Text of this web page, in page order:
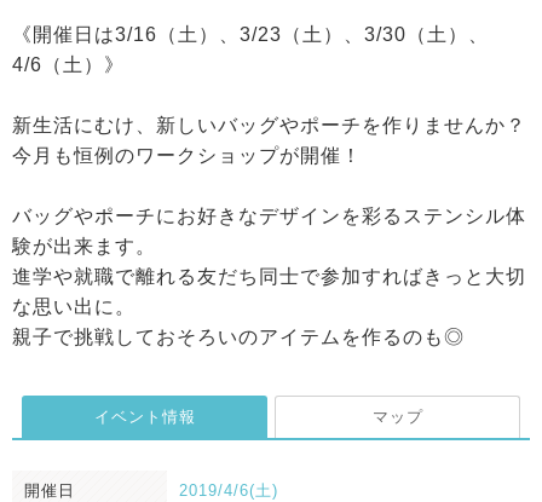
《開催日は3/16（土）、3/23（土）、3/30（土）、
4/6（土）》
新生活にむけ、新しいバッグやポーチを作りませんか？
今月も恒例のワークショップが開催！
バッグやポーチにお好きなデザインを彩るステンシル体
験が出来ます。
進学や就職で離れる友だち同士で参加すればきっと大切
な思い出に。
親子で挑戦しておそろいのアイテムを作るのも◎
イベント情報 マップ
開催日 2019/4/6(土)